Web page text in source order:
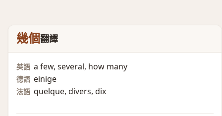
幾個翻譯
英語 a few, several, how many
德語 einige
法語 quelque, divers, dix